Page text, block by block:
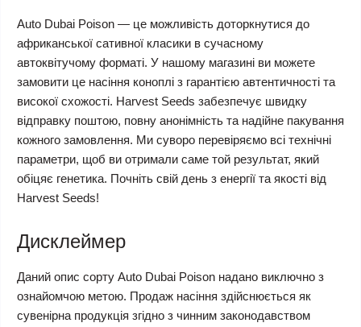
Auto Dubai Poison — це можливість доторкнутися до
африканської сативної класики в сучасному
автоквітучому форматі. У нашому магазині ви можете
замовити це насіння коноплі з гарантією автентичності та
високої схожості. Harvest Seeds забезпечує швидку
відправку поштою, повну анонімність та надійне пакування
кожного замовлення. Ми суворо перевіряємо всі технічні
параметри, щоб ви отримали саме той результат, який
обіцяє генетика. Почніть свій день з енергії та якості від
Harvest Seeds!
Дисклеймер
Даний опис сорту Auto Dubai Poison надано виключно з
ознайомчою метою. Продаж насіння здійснюється як
сувенірна продукція згідно з чинним законодавством